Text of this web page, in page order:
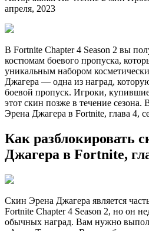
апреля, 2023
В Fortnite Chapter 4 Season 2 вы
костюмам боевого пропуска,
уникальным набором
Джагера — одна из наград,
боевой пропуск. Игроки,
этот скин позже в течение сезона.
Эрена Джагера в Fortnite, глава 4,
Как разблокировать
Джагера в Fortnite,
Скин Эрена Джагера является
Fortnite Chapter 4 Season 2, но он
обычных наград. Вам нужно